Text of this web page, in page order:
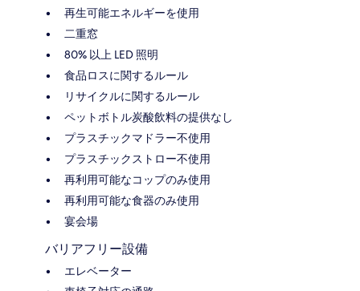
再生可能エネルギーを使用
二重窓
80% 以上 LED 照明
食品ロスに関するルール
リサイクルに関するルール
ペットボトル炭酸飲料の提供なし
プラスチックマドラー不使用
プラスチックストロー不使用
再利用可能なコップのみ使用
再利用可能な食器のみ使用
宴会場
バリアフリー設備
エレベーター